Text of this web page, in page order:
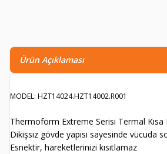
Ürün Açıklaması
MODEL: HZT14024.HZT14002.R001
Thermoform Extreme Serisi Termal Kısa
Dikişsiz gövde yapısı sayesinde vücuda
Esnektir, hareketlerinizi kısıtlamaz